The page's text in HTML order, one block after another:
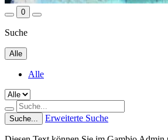
0
Suche
Alle
Alle
Suche... Erweiterte Suche